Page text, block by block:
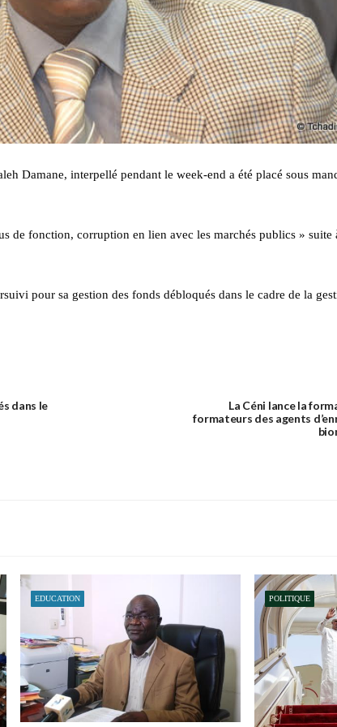
Damane, interpellé pendant le week-end a été placé sous
de fonction, corruption en lien avec les marchés publics » suite
pour sa gestion des fonds débloqués dans le cadre de la
dans le
La Céni lance la
formateurs des agents
EDUCATION POLITIQUE